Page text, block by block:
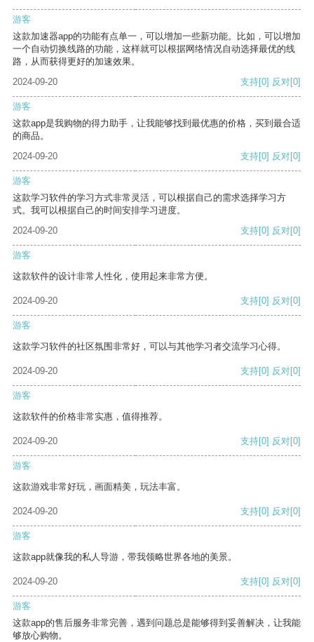
游客
这款加速器app的功能有点单一，可以增加一些新功能。比如，可以增加
一个自动切换线路的功能，这样就可以根据网络情况自动选择最优的线
路，从而获得更好的加速效果。
2024-09-20
支持[0] 反对[0]
游客
这款app是我购物的得力助手，让我能够找到最优惠的价格，买到最合适
的商品。
2024-09-20
支持[0] 反对[0]
游客
这款学习软件的学习方式非常灵活，可以根据自己的需求选择学习方
式。我可以根据自己的时间安排学习进度。
2024-09-20
支持[0] 反对[0]
游客
这款软件的设计非常人性化，使用起来非常方便。
2024-09-20 支持[0] 反对[0]
游客
这款学习软件的社区氛围非常好，可以与其他学习者交流学习心得。
2024-09-20 支持[0] 反对[0]
游客
这款软件的价格非常实惠，值得推荐。
2024-09-20 支持[0] 反对[0]
游客
这款游戏非常好玩，画面精美，玩法丰富。
2024-09-20 支持[0] 反对[0]
游客
这款app就像我的私人导游，带我领略世界各地的美景。
2024-09-20 支持[0] 反对[0]
游客
这款app的售后服务非常完善，遇到问题总是能够得到妥善解决，让我能
够放心购物。